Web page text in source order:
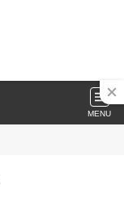
MENU